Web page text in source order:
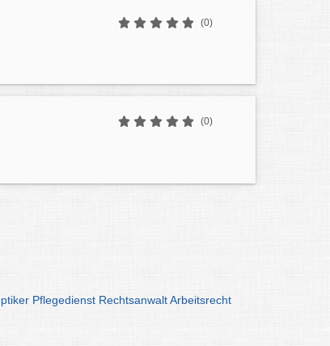
(0)
(0)
Pflegedienst RechtsanwaltArbeitsrecht